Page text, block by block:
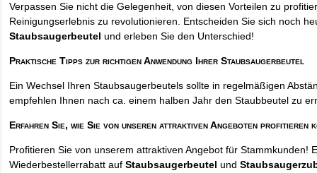
Verpassen Sie nicht die Gelegenheit, von diesen Vorteilen zu
Reinigungserlebnis zu revolutionieren. Entscheiden Sie sich noch
Staubsaugerbeutel und erleben Sie den Unterschied!
Praktische Tipps zur richtigen Anwendung Ihrer Staubsaugerbeutel
Ein Wechsel Ihren Staubsaugerbeutels sollte in regelmäßigen
empfehlen Ihnen nach ca. einem halben Jahr den Staubbeutel zu
Erfahren Sie, wie Sie von unseren attraktiven Angeboten profitieren
Profitieren Sie von unserem attraktiven Angebot für Stammkunden!
Wiederbestellerrabatt aufStaubsaugerbeutel und